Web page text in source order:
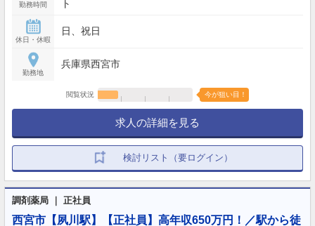
勤務時間
ト
休日・休暇
日、祝日
勤務地
兵庫県西宮市
閲覧状況 今が狙い目！
求人の詳細を見る
検討リスト（要ログイン）
調剤薬局 ｜ 正社員
西宮市【夙川駅】【正社員】高年収650万円！／駅から徒